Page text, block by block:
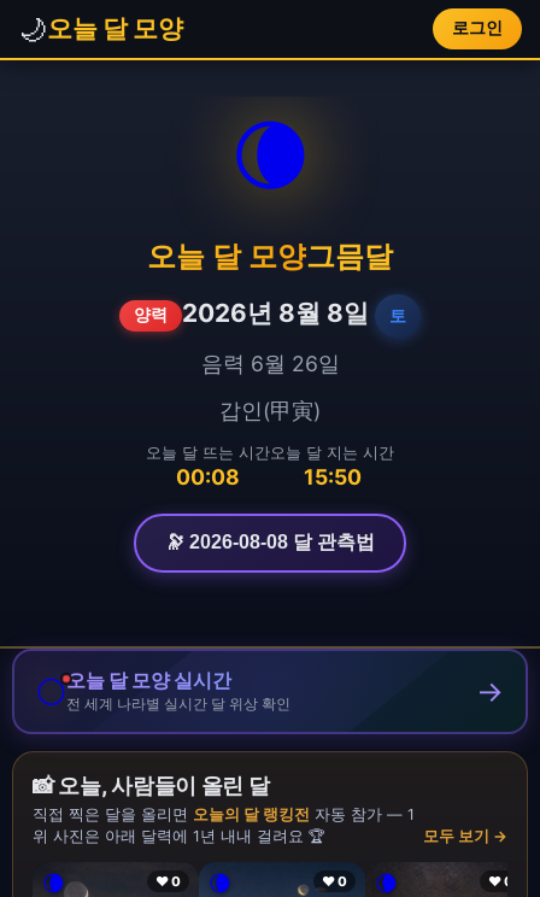
🌙오늘 달 모양 로그인
🌘
오늘 달 모양그믐달
양력 2026년 8월 8일 토
음력 6월 26일
갑인(甲寅)
오늘 달 뜨는 시간
00:08
오늘 달 지는 시간
15:50
🔭 2026-08-08 달 관측법
🌕오늘 달 모양 실시간
전 세계 나라별 실시간 달 위상 확인 →
📸 오늘, 사람들이 올린 달
직접 찍은 달을 올리면 오늘의 달 랭킹전 자동 참가 — 1
위 사진은 아래 달력에 1년 내내 걸려요 🏆
모두 보기 →
🌘 ❤ 0 🌘 ❤ 0 🌘 ❤ 0